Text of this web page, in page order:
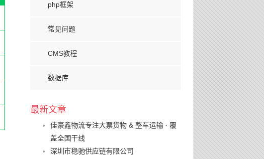
php框架
常见问题
CMS教程
数据库
最新文章
佳豪鑫物流专注大票货物 & 整车运输 · 覆
盖全国干线
深圳市稳驰供应链有限公司